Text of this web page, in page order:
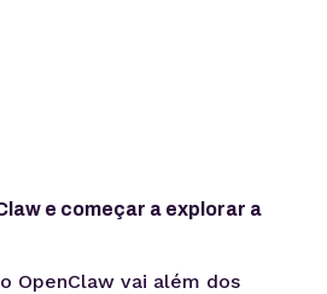
e começar a explorar a
OpenClaw vai além dos